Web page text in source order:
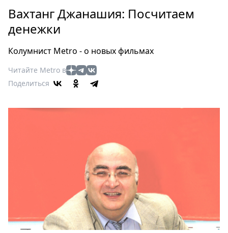
Россия
Мир
Еда
Туризм
Мода
Кино
Выставки
Metro
Стримы
Вахтанг Джанашия: Посчитаем
денежки
Колумнист Metro - о новых фильмах
Читайте Metro в
Поделиться